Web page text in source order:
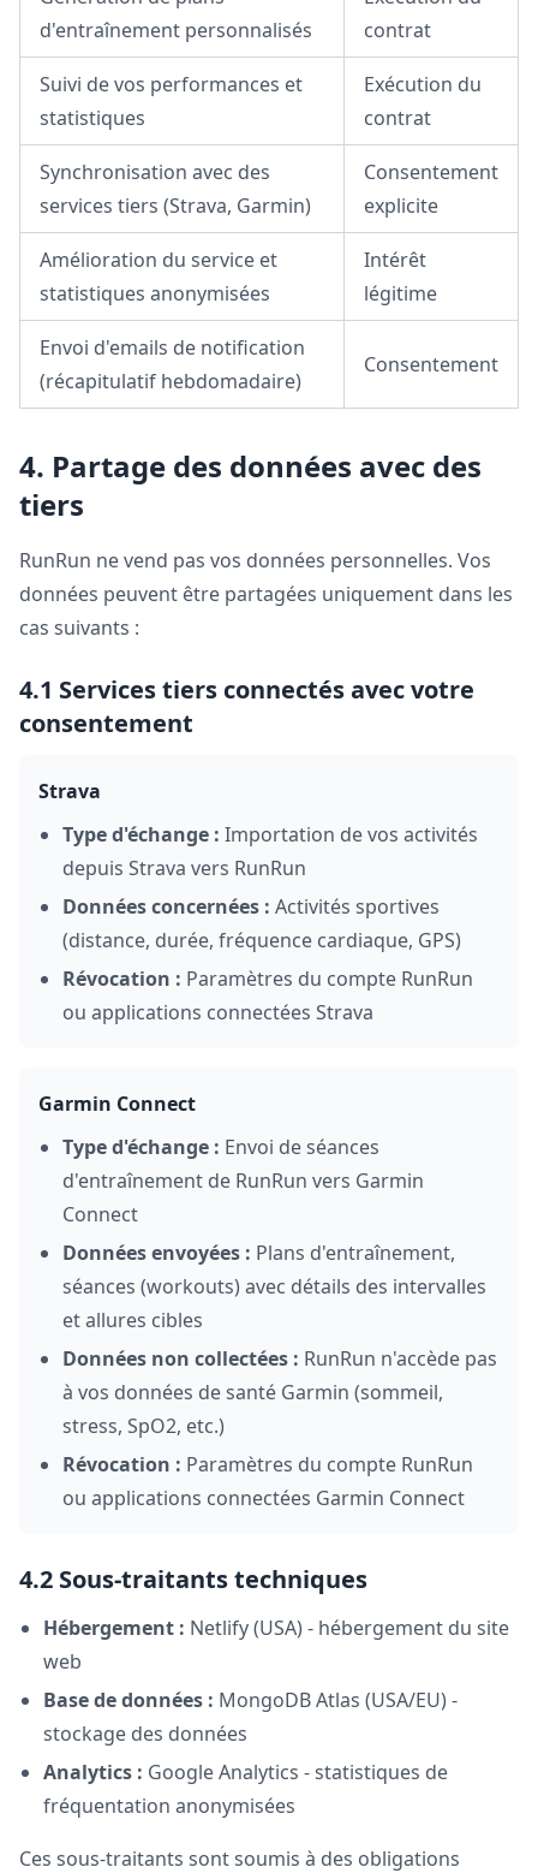
d'entraînement personnalisés
contrat
Suivi de vos performances et
statistiques
Exécution du
contrat
Synchronisation avec des
services tiers (Strava, Garmin)
Consentement
explicite
Amélioration du service et
statistiques anonymisées
Intérêt
légitime
Envoi d'emails de notification
(récapitulatif hebdomadaire)
Consentement
4. Partage des données avec des
tiers
RunRun ne vend pas vos données personnelles. Vos
données peuvent être partagées uniquement dans les
cas suivants :
4.1 Services tiers connectés avec votre
consentement
Strava
Type d'échange : Importation de vos activités
depuis Strava vers RunRun
Données concernées : Activités sportives
(distance, durée, fréquence cardiaque, GPS)
Révocation : Paramètres du compte RunRun
ou applications connectées Strava
Garmin Connect
Type d'échange : Envoi de séances
d'entraînement de RunRun vers Garmin
Connect
Données envoyées : Plans d'entraînement,
séances (workouts) avec détails des intervalles
et allures cibles
Données non collectées : RunRun n'accède pas
à vos données de santé Garmin (sommeil,
stress, SpO2, etc.)
Révocation : Paramètres du compte RunRun
ou applications connectées Garmin Connect
4.2 Sous-traitants techniques
Hébergement : Netlify (USA) - hébergement du site
web
Base de données : MongoDB Atlas (USA/EU) -
stockage des données
Analytics : Google Analytics - statistiques de
fréquentation anonymisées
Ces sous-traitants sont soumis à des obligations